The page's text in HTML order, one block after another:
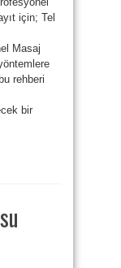
için; Tel
Masaj
rehberi
bir